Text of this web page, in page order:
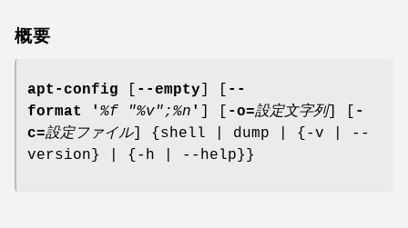
概要
apt-config --empty
--
format ' %f "%v";%n ' -o=設定文字列] [
-
c=設定ファイル] {shell | dump | {-v | --
version} | {-h | --help}}